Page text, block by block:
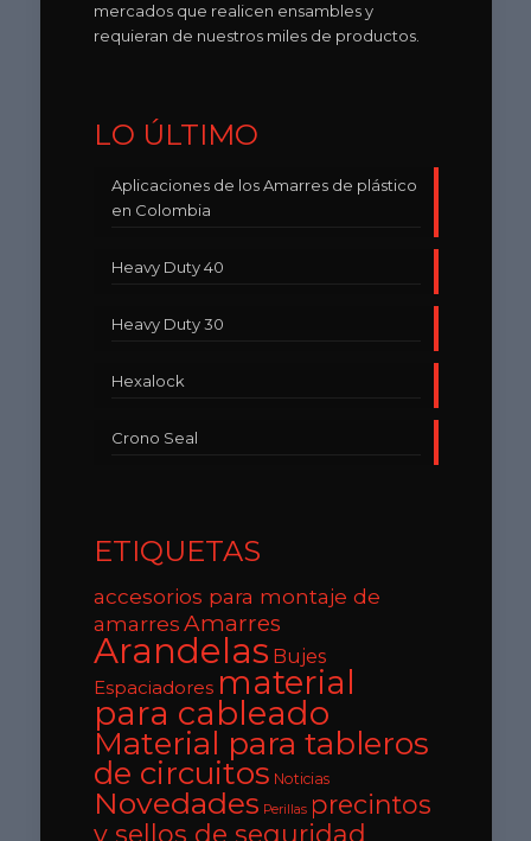
mercados que realicen ensambles y
requieran de nuestros miles de productos.
LO ÚLTIMO
Aplicaciones de los Amarres de plástico
en Colombia
Heavy Duty 40
Heavy Duty 30
Hexalock
Crono Seal
ETIQUETAS
accesorios para montaje de
amarresAmarres
Arandelas Bujes
Espaciadores material
para cableado
Material para tableros
de circuitos Noticias
Novedades Perillas precintos
y sellos de seguridad